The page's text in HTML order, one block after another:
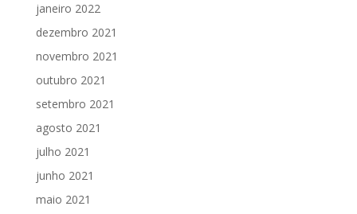
janeiro 2022
dezembro 2021
novembro 2021
outubro 2021
setembro 2021
agosto 2021
julho 2021
junho 2021
maio 2021